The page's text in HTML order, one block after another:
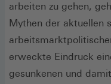
arbeiten zu gehen,
Mythen der aktuellen
erweckte Eindruck
gesunkenen und